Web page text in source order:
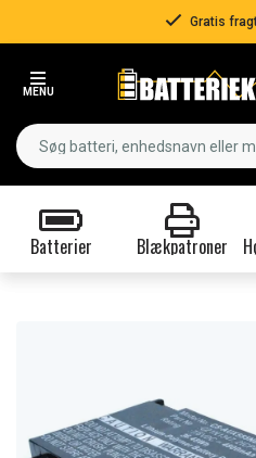
Gratis
MENU
Batterier Blækpatroner